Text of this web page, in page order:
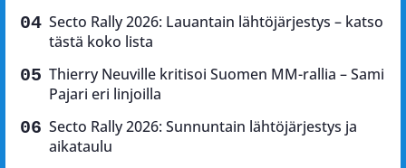
Secto Rally 2026: Lauantain lähtöjärjestys – katso
tästä koko lista
Thierry Neuville kritisoi Suomen MM-rallia – Sami
Pajari eri linjoilla
Secto Rally 2026: Sunnuntain lähtöjärjestys ja
aikataulu